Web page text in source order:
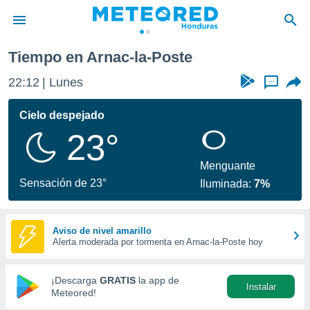
de
ha sido
calidad.
a este
las
y
forma
digital
basada
Tiempo en Arnac-la-Poste
22:12 Lunes ...
Cielo despejado
23°
Sensación de 23°
Menguante
Iluminada:7%
Aviso de nivel amarillo
Alerta moderada por tormenta en Arnac-la-Poste hoy
¡Descarga GRATIS la app de
Meteored!
Instalar